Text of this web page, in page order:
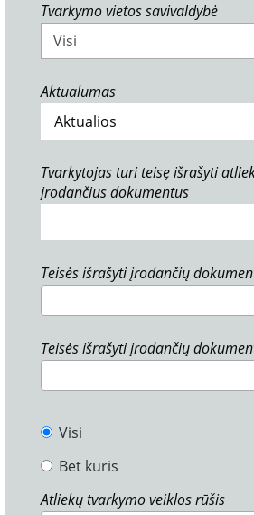
Tvarkymo vietos savivaldybė
Visi
Aktualumas
Tvarkytojas turi teisę išrašyti
įrodančius dokumentus
Teisės išrašyti įrodančių
Teisės išrašyti įrodančių
Visi
Bet kuris
Atliekų tvarkymo veiklos rūšis